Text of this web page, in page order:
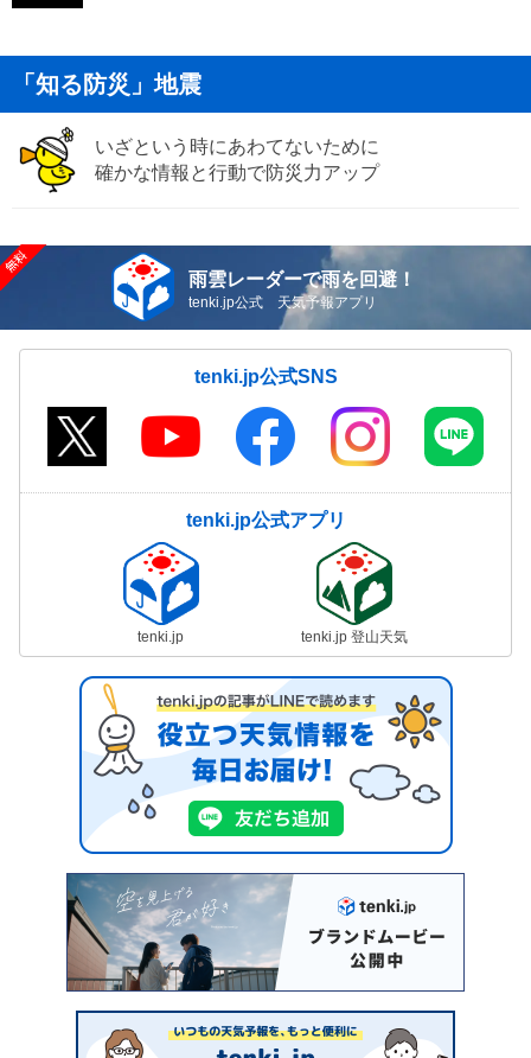
「知る防災」地震
いざという時にあわてないために
確かな情報と行動で防災力アップ
雨雲レーダーで雨を回避！
tenki.jp公式 天気予報アプリ
tenki.jp公式SNS
tenki.jp公式アプリ
tenki.jp tenki.jp 登山天気